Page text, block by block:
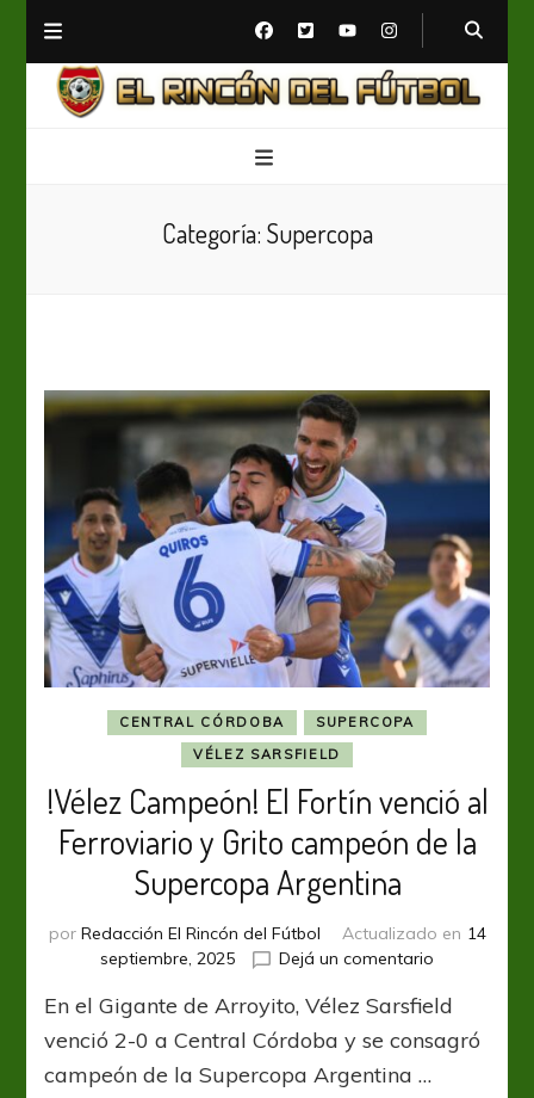
Categoría: Supercopa
CENTRAL CÓRDOBA
SUPERCOPA
VÉLEZ SARSFIELD
!Vélez Campeón! El Fortín venció al
Ferroviario y Grito campeón de la
Supercopa Argentina
por Redacción El Rincón del Fútbol Actualizado en 14
septiembre, 2025
Dejá un comentario
Campeón!
El
Fortín
En el Gigante de Arroyito, Vélez Sarsfield
venció 2-0 a Central Córdoba y se consagró
campeón de la Supercopa Argentina …